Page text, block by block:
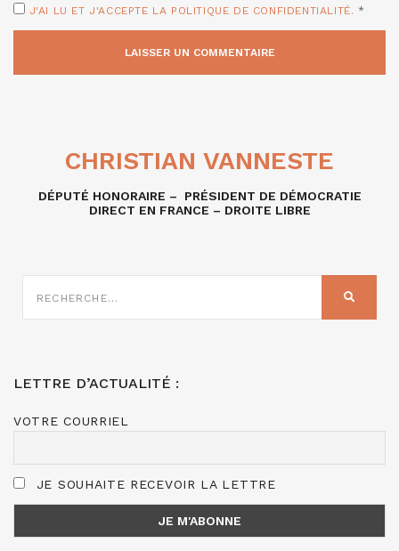
J'AI LU ET J'ACCEPTE LA POLITIQUE DE CONFIDENTIALITÉ. *
CHRISTIAN VANNESTE
DÉPUTÉ HONORAIRE – PRÉSIDENT DE DÉMOCRATIE
DIRECT EN FRANCE – DROITE LIBRE
RECHERCHE
SUR
LETTRE D’ACTUALITÉ :
VOTRE COURRIEL
JE SOUHAITE RECEVOIR LA LETTRE